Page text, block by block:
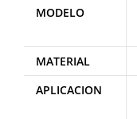
MODELO
MATERIAL
APLICACION